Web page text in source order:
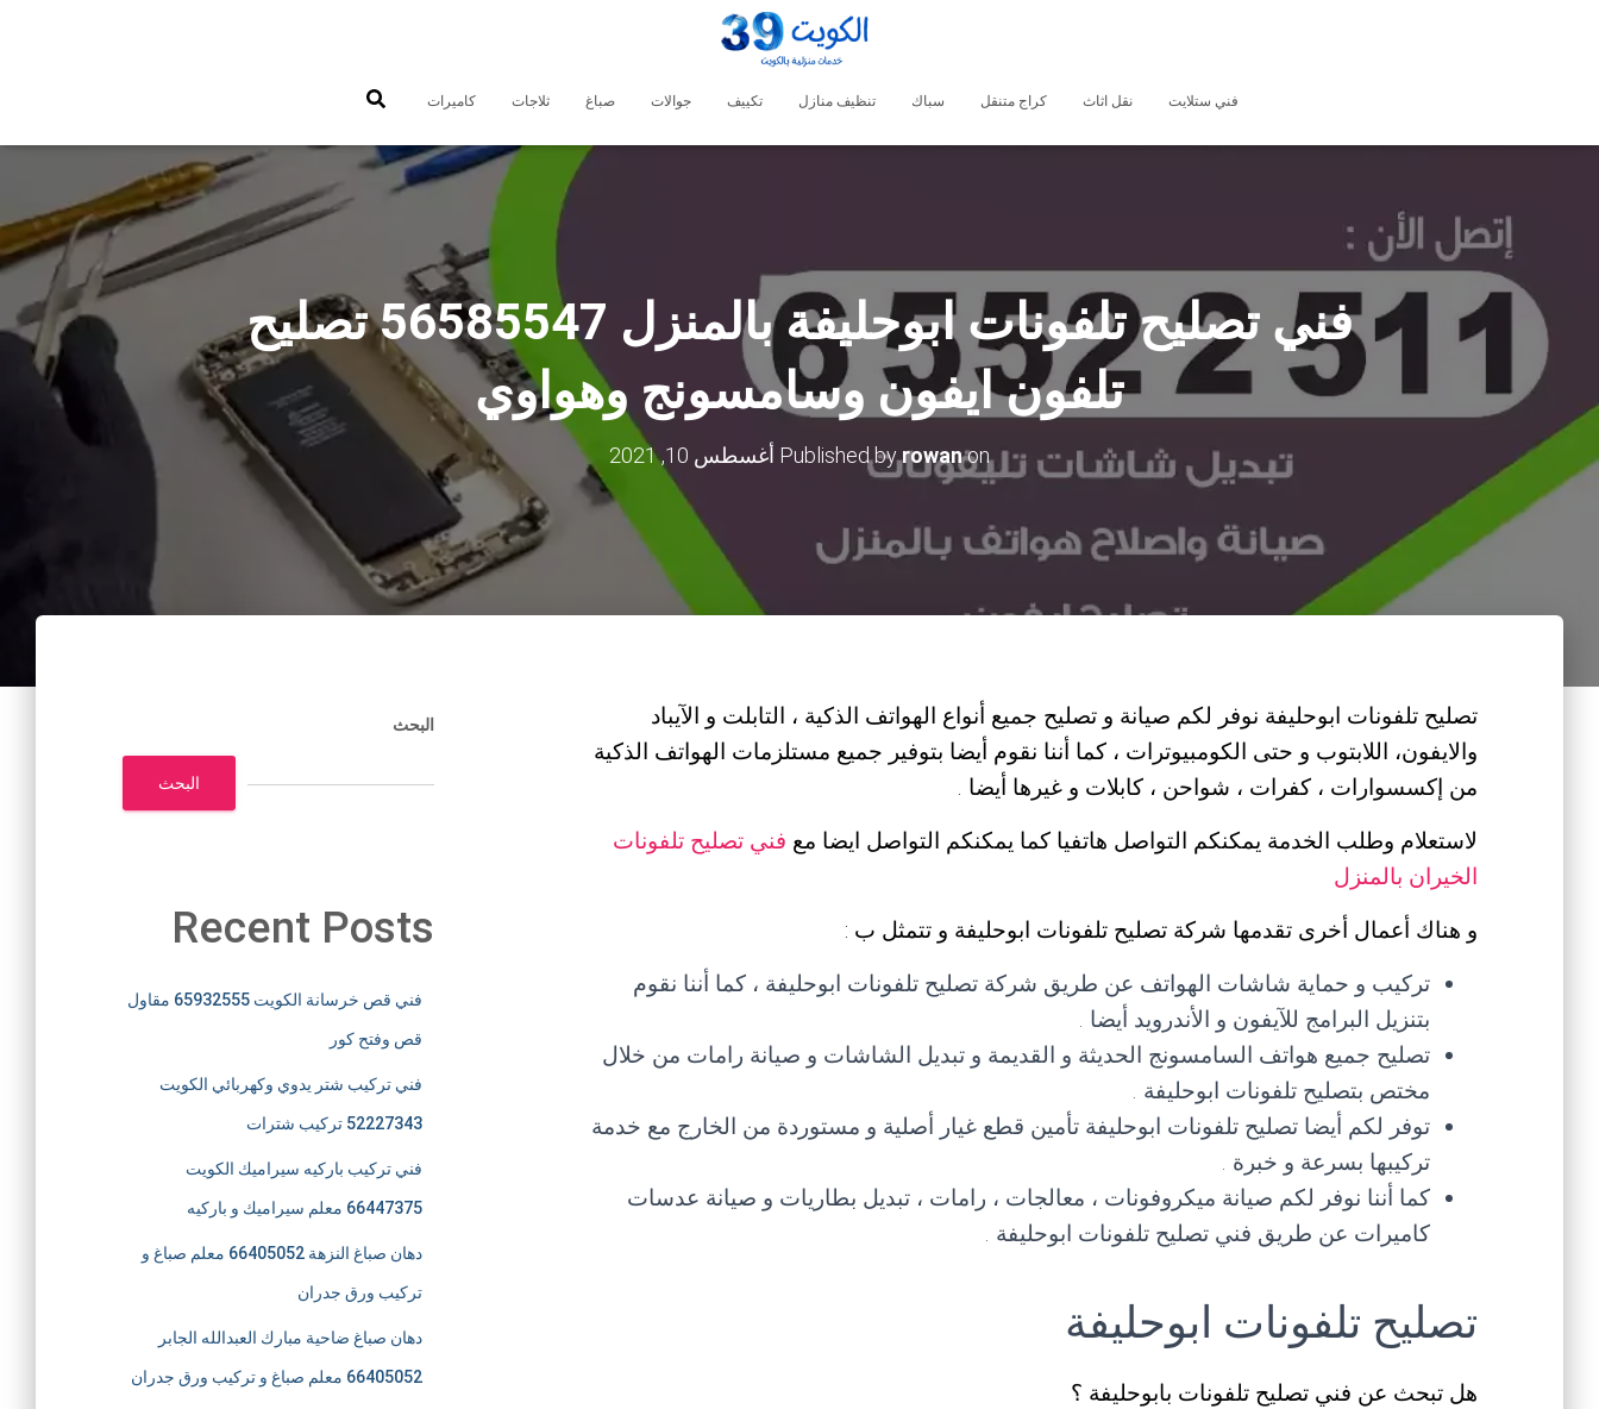
فني ستلايت نقل اثاث كراج متنقل سباك تنظيف منازل تكييف جوالات صباغ ثلاجات كاميرات
فني تصليح تلفونات ابوحليفة بالمنزل 56585547 تصليح
تلفون ايفون وسامسونج وهواوي
Published byrowanon أغسطس 10, 2021
تصليح تلفونات ابوحليفة نوفر لكم صيانة و تصليح جميع أنواع الهواتف الذكية ، التابلت و الآيباد
والايفون، اللابتوب و حتى الكومبيوترات ، كما أننا نقوم أيضا بتوفير جميع مستلزمات الهواتف الذكية
من إكسسوارات ، كفرات ، شواحن ، كابلات و غيرها أيضا .
لاستعلام وطلب الخدمة يمكنكم التواصل هاتفيا كما يمكنكم التواصل ايضا مع فني تصليح تلفونات
الخيران بالمنزل
و هناك أعمال أخرى تقدمها شركة تصليح تلفونات ابوحليفة و تتمثل ب :
تركيب و حماية شاشات الهواتف عن طريق شركة تصليح تلفونات ابوحليفة ، كما أننا نقوم
بتنزيل البرامج للآيفون و الأندرويد أيضا .
تصليح جميع هواتف السامسونج الحديثة و القديمة و تبديل الشاشات و صيانة رامات من خلال
مختص بتصليح تلفونات ابوحليفة .
توفر لكم أيضا تصليح تلفونات ابوحليفة تأمين قطع غيار أصلية و مستوردة من الخارج مع خدمة
تركيبها بسرعة و خبرة .
كما أننا نوفر لكم صيانة ميكروفونات ، معالجات ، رامات ، تبديل بطاريات و صيانة عدسات
كاميرات عن طريق فني تصليح تلفونات ابوحليفة .
تصليح تلفونات ابوحليفة
هل تبحث عن فني تصليح تلفونات بابوحليفة ؟
البحث
البحث
Recent Posts
فني قص خرسانة الكويت 65932555 مقاول
قص وفتح كور
فني تركيب شتر يدوي وكهربائي الكويت
52227343 تركيب شترات
فني تركيب باركيه سيراميك الكويت
66447375 معلم سيراميك و باركيه
دهان صباغ النزهة 66405052 معلم صباغ و
تركيب ورق جدران
دهان صباغ ضاحية مبارك العبدالله الجابر
66405052 معلم صباغ و تركيب ورق جدران